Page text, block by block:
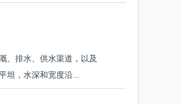
、排水、供水渠道，以及
，水深和宽度沿...